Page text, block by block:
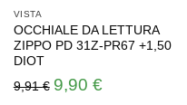
VISTA
OCCHIALE DA LETTURA
ZIPPO PD 31Z-PR67 +1,50
DIOT
9,91€ Il
9,90 €Il